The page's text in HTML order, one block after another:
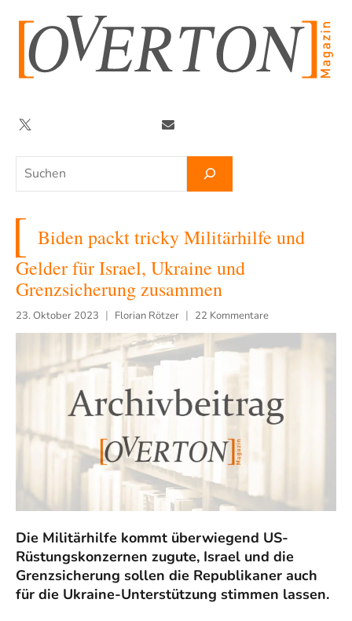
springen
Suchen
Twitter TelegramNewsletter
Biden packt tricky Militärhilfe und
Gelder für Israel, Ukraine und
Grenzsicherung zusammen
23. Oktober 2023 Florian Rötzer 22 Kommentare
Die Militärhilfe kommt überwiegend US-
Rüstungskonzernen zugute, Israel und die
Grenzsicherung sollen die Republikaner auch
für die Ukraine-Unterstützung stimmen lassen.